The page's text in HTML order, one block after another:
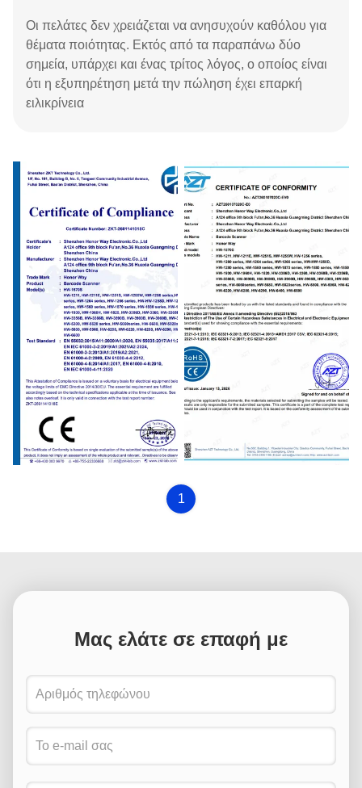
Οι πελάτες δεν χρειάζεται να ανησυχούν καθόλου για
θέματα ποιότητας. Εκτός από τα παραπάνω δύο
σημεία, υπάρχει και ένας τρίτος λόγος, ο οποίος είναι
ότι η εξυπηρέτηση μετά την πώληση έχει επαρκή
ειλικρίνεια
1
Μας ελάτε σε επαφή με